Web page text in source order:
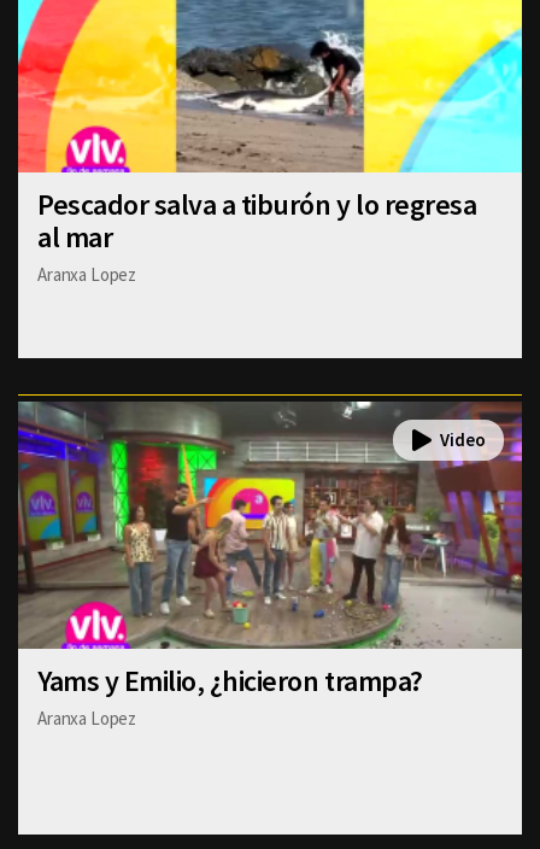
Pescador salva a tiburón y lo regresa
al mar
Aranxa Lopez
Yams y Emilio, ¿hicieron trampa?
Aranxa Lopez